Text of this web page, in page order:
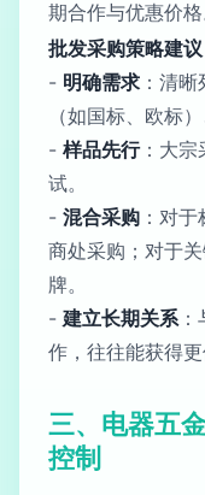
期合作与优惠价格
批发采购策略建议
- 明确需求 ：清
（如国标、欧标
- 样品先行：大宗
试。
- 混合采购 ：对
商处采购；对于
牌。
- 建立长期关系
作，往往能获得
三、电器五
控制